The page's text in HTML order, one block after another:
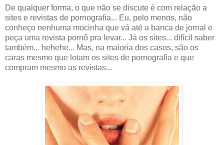
De qualquer forma, o que não se discute é com relação a
sites e revistas de pornografia... Eu, pelo menos, não
conheço nenhuma mocinha que vá até a banca de jornal e
peça uma revista pornô pra levar... Já os sites... difícil saber
também... hehehe... Mas, na maioria dos casos, são os
caras mesmo que lotam os sites de pornografia e que
compram mesmo as revistas...